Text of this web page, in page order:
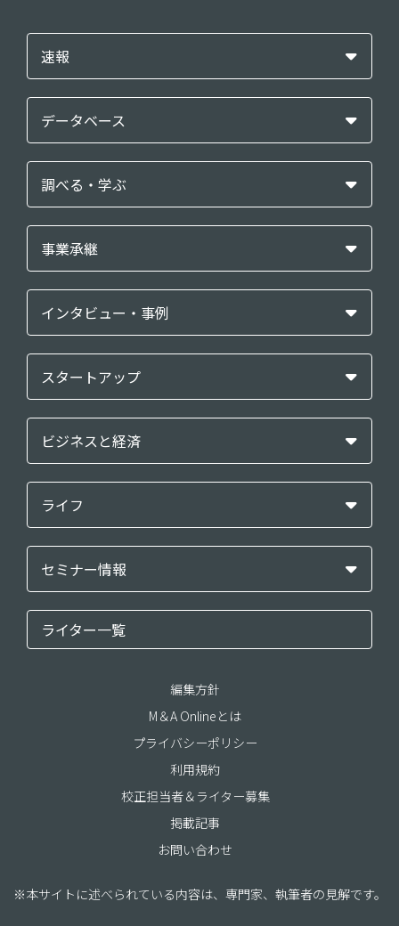
速報
データベース
調べる・学ぶ
事業承継
インタビュー・事例
スタートアップ
ビジネスと経済
ライフ
セミナー情報
ライター一覧
編集方針
M＆A Onlineとは
プライバシーポリシー
利用規約
校正担当者＆ライター募集
掲載記事
お問い合わせ
※本サイトに述べられている内容は、専門家、執筆者の見解です。